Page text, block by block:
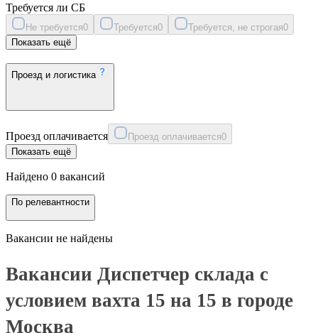
Требуется ли СБ
Не требуется0 Требуется0 Требуется, не строгая0
Показать ещё
Проезд и логистика
Проезд оплачивается Проезд оплачивается0
Показать ещё
Найдено 0 вакансий
По релевантности
Вакансии не найдены
Вакансии Диспетчер склада с
условием вахта 15 на 15 в городе
Москва